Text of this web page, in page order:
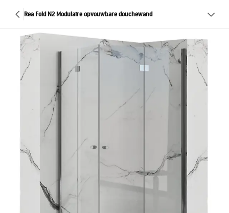
Rea Fold N2 Modulaire opvouwbare douchewand